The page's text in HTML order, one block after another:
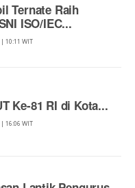
Ternate Raih
ISO/IEC...
10:11 WIT
Ke-81 RI di Kota...
16:06 WIT